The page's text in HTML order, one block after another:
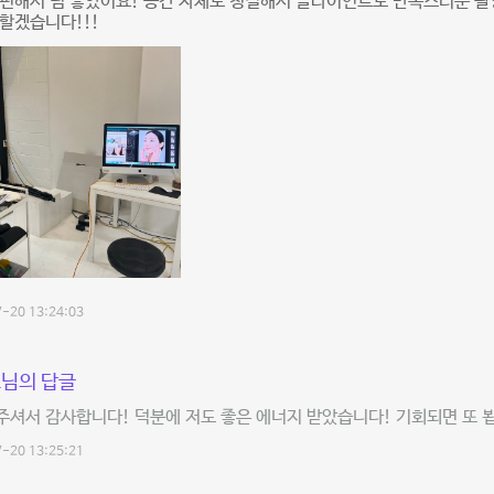
겠습니다!!!
20 13:24:03
의 답글
셔서 감사합니다! 덕분에 저도 좋은 에너지 받았습니다! 기회되면 또
20 13:25:21